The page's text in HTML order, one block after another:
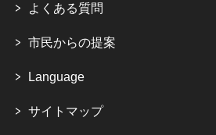
よくある質問
市民からの提案
Language
サイトマップ